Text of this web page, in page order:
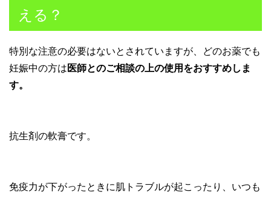
える？
特別な注意の必要はないとされていますが、どのお薬でも
妊娠中の方は 医師とのご相談の上の使用をおすすめしま
す。
抗生剤の軟膏です。
免疫力が下がったときに肌トラブルが起こったり、いつも